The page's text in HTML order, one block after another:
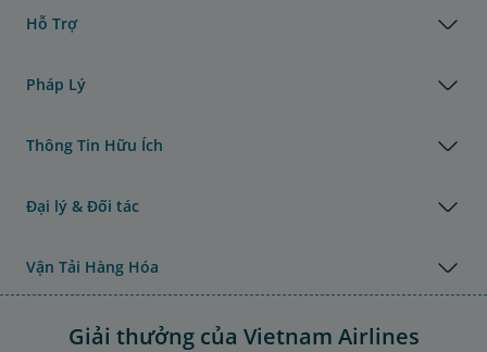
Hỗ Trợ
Pháp Lý
Thông Tin Hữu Ích
Đại lý & Đối tác
Vận Tải Hàng Hóa
Giải thưởng của Vietnam Airlines